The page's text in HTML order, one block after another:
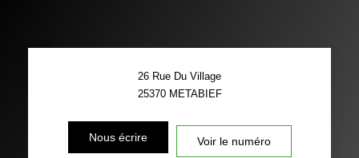
26 Rue Du Village
25370 METABIEF
Nous écrire Voir le numéro